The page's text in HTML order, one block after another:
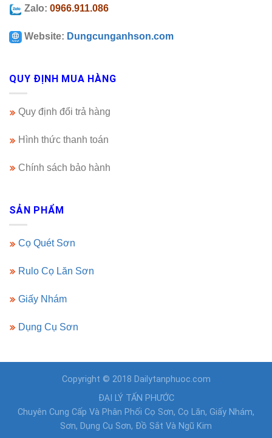
Zalo: 0966.911.086
Website: Dungcunganhson.com
QUY ĐỊNH MUA HÀNG
Quy định đổi trả hàng
Hình thức thanh toán
Chính sách bảo hành
SẢN PHẨM
Cọ Quét Sơn
Rulo Cọ Lăn Sơn
Giấy Nhám
Dụng Cụ Sơn
Copyright © 2018 Dailytanphuoc.com
ĐẠI LÝ TẤN PHƯỚC
Chuyên Cung Cấp Và Phân Phối Cọ Sơn, Cọ Lăn, Giấy Nhám,
Sơn, Dụng Cụ Sơn, Đồ Sắt Và Ngũ Kim